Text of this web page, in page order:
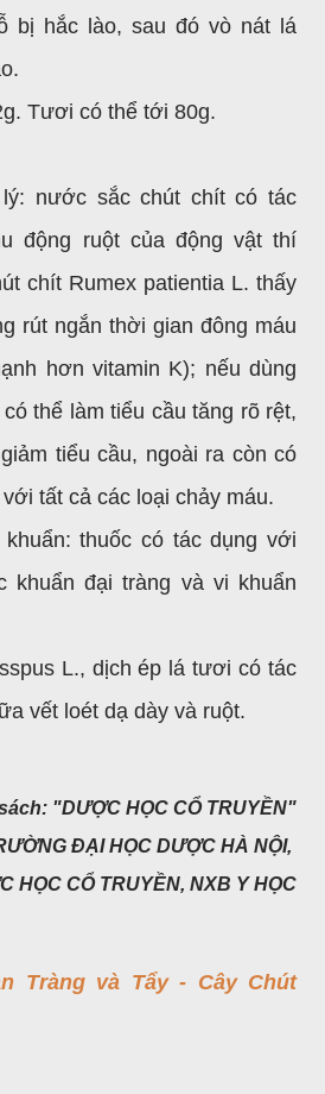
bị hắc lào, sau đó vò nát lá
Tươi có thể tới 80g.
nước sắc chút chít có tác
động ruột của động vật thí
chít Rumex patientia L. thấy
rút ngắn thời gian đông máu
hơn vitamin K); nếu dùng
thể làm tiểu cầu tăng rõ rệt,
tiểu cầu, ngoài ra còn có
tất cả các loại chảy máu.
thuốc có tác dụng với
khuẩn đại tràng và vi khuẩn
L., dịch ép lá tươi có tác
vết loét dạ dày và ruột.
"DƯỢC HỌC CỔ TRUYỀN"
ĐẠI HỌC DƯỢC HÀ NỘI,
HỌC CỔ TRUYỀN, NXB Y HỌC
Tràng và Tẩy - Cây Chút